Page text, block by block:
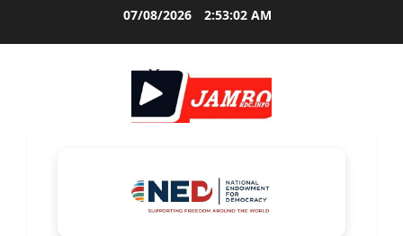
07/08/2026 2:53:03 AM